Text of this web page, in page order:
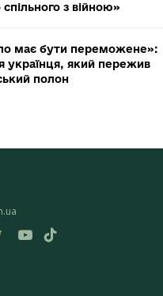
спільного з війною»
має бути переможене»:
українця, який пережив
полон